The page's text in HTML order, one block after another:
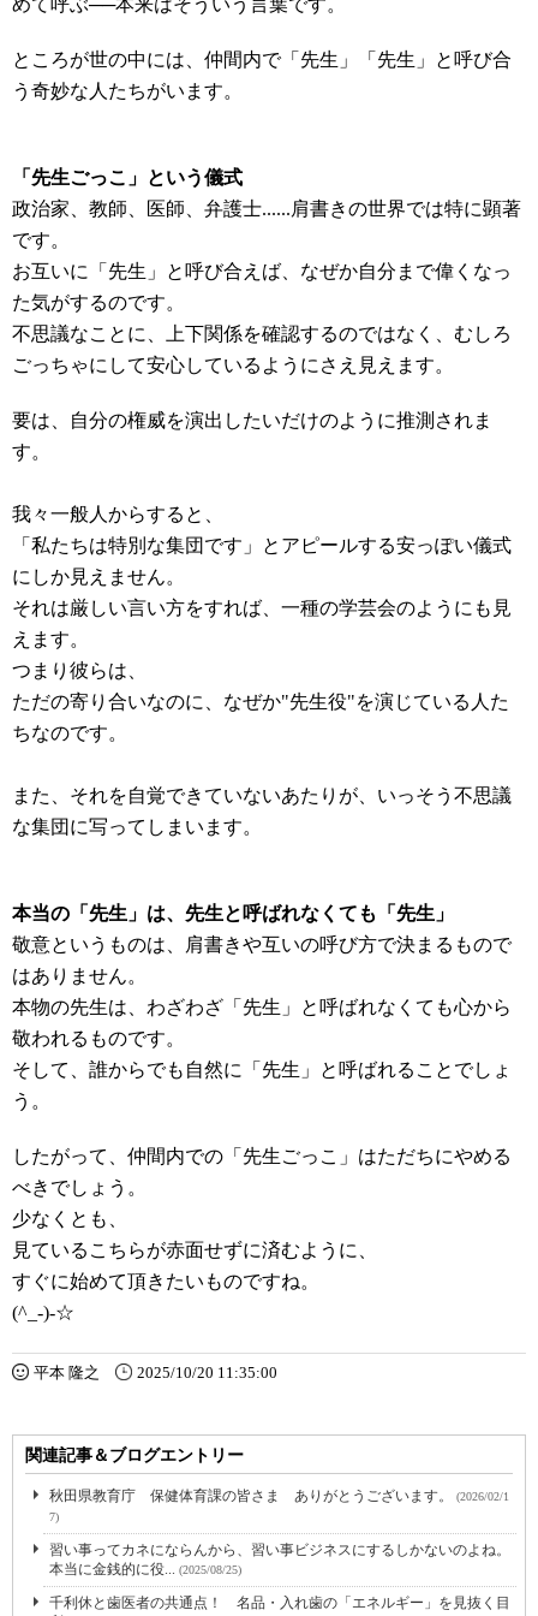
めて呼ぶ──本来はそういう言葉です。
ところが世の中には、仲間内で「先生」「先生」と呼び合
う奇妙な人たちがいます。
「先生ごっこ」という儀式
政治家、教師、医師、弁護士......肩書きの世界では特に顕著
です。
お互いに「先生」と呼び合えば、なぜか自分まで偉くなっ
た気がするのです。
不思議なことに、上下関係を確認するのではなく、むしろ
ごっちゃにして安心しているようにさえ見えます。
要は、自分の権威を演出したいだけのように推測されま
す。
我々一般人からすると、
「私たちは特別な集団です」とアピールする安っぽい儀式
にしか見えません。
それは厳しい言い方をすれば、一種の学芸会のようにも見
えます。
つまり彼らは、
ただの寄り合いなのに、なぜか"先生役"を演じている人た
ちなのです。
また、それを自覚できていないあたりが、いっそう不思議
な集団に写ってしまいます。
本当の「先生」は、先生と呼ばれなくても「先生」
敬意というものは、肩書きや互いの呼び方で決まるもので
はありません。
本物の先生は、わざわざ「先生」と呼ばれなくても心から
敬われるものです。
そして、誰からでも自然に「先生」と呼ばれることでしょ
う。
したがって、仲間内での「先生ごっこ」はただちにやめる
べきでしょう。
少なくとも、
見ているこちらが赤面せずに済むように、
すぐに始めて頂きたいものですね。
(^_-)-☆
平本 隆之 2025/10/20 11:35:00
関連記事＆ブログエントリー
秋田県教育庁 保健体育課の皆さま ありがとうございます。
(2026/02/1
7)
習い事ってカネにならんから、習い事ビジネスにするしかないのよね。
本当に金銭的に役... (2025/08/25)
千利休と歯医者の共通点！ 名品・入れ歯の「エネルギー」を見抜く目